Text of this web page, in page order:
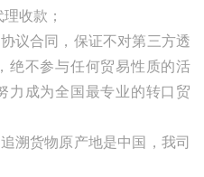
收款；
议合同，保证不对第三方透
绝不参与任何贸易性质的活
力成为全国最专业的转口贸
溯货物原产地是中国，我司